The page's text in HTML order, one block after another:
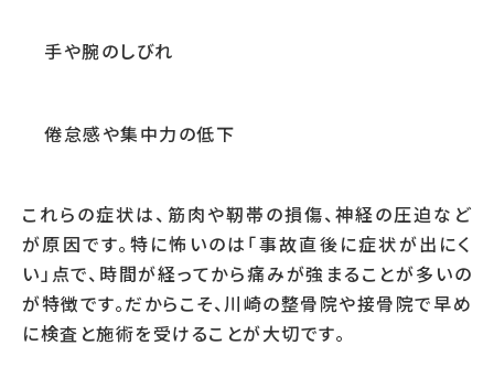
手や腕のしびれ
倦怠感や集中力の低下
これらの症状は、筋肉や靭帯の損傷、神経の圧迫など
が原因です。特に怖いのは「事故直後に症状が出にく
い」点で、時間が経ってから痛みが強まることが多いの
が特徴です。だからこそ、川崎の整骨院や接骨院で早め
に検査と施術を受けることが大切です。